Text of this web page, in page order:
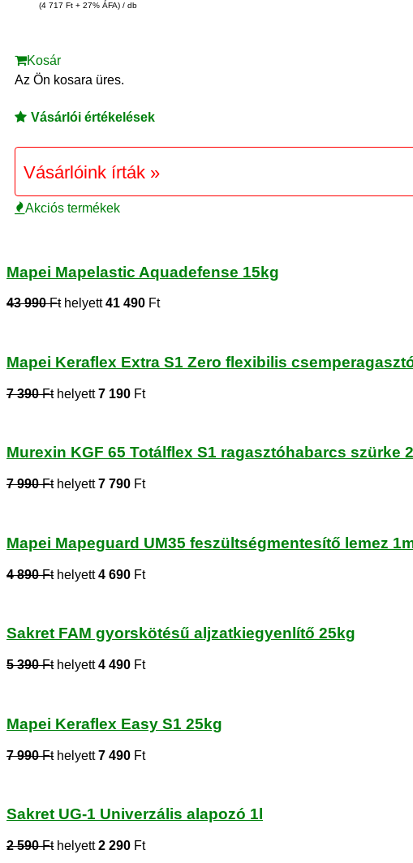
(4 717 Ft + 27% ÁFA) / db
Kosár
Az Ön kosara üres.
Vásárlói értékelések
Vásárlóink írták »
Akciós termékek
Mapei Mapelastic Aquadefense 15kg
43 990 Fthelyett41 490 Ft
Mapei Keraflex Extra S1 Zero flexibilis
7 390 Fthelyett7 190 Ft
Murexin KGF 65 Totálflex S1 ragasztóhabarcs szürke
7 990 Fthelyett7 790 Ft
Mapei Mapeguard UM35 feszültségmentesítő lemez
4 890 Fthelyett4 690 Ft
Sakret FAM gyorskötésű aljzatkiegyenlítő 25kg
5 390 Fthelyett4 490 Ft
Mapei Keraflex Easy S1 25kg
7 990 Fthelyett7 490 Ft
Sakret UG-1 Univerzális alapozó 1l
2 590 Fthelyett2 290 Ft